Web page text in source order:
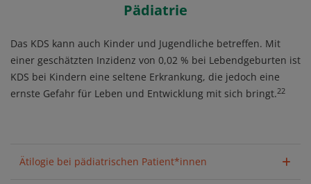
Pädiatrie
Das KDS kann auch Kinder und Jugendliche betreffen. Mit
einer geschätzten Inzidenz von 0,02 % bei Lebendgeburten ist
KDS bei Kindern eine seltene Erkrankung, die jedoch eine
ernste Gefahr für Leben und Entwicklung mit sich bringt.22
Ätilogie bei pädiatrischen Patient*innen